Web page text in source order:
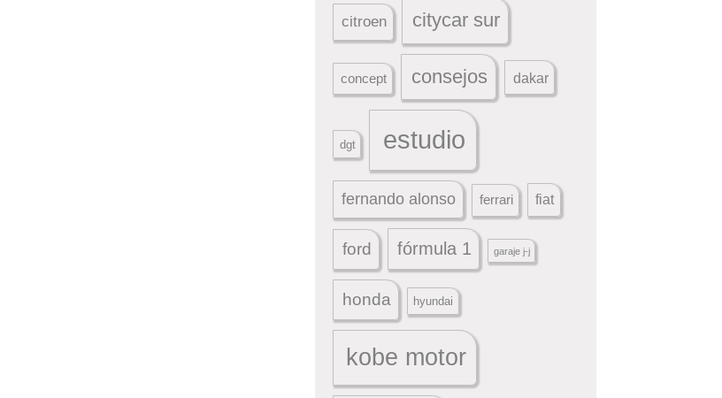
citroen citycar sur
concept consejos dakar
dgt estudio
fernando alonso ferrari fiat
ford fórmula 1 garaje j-j
honda hyundai
kobe motor